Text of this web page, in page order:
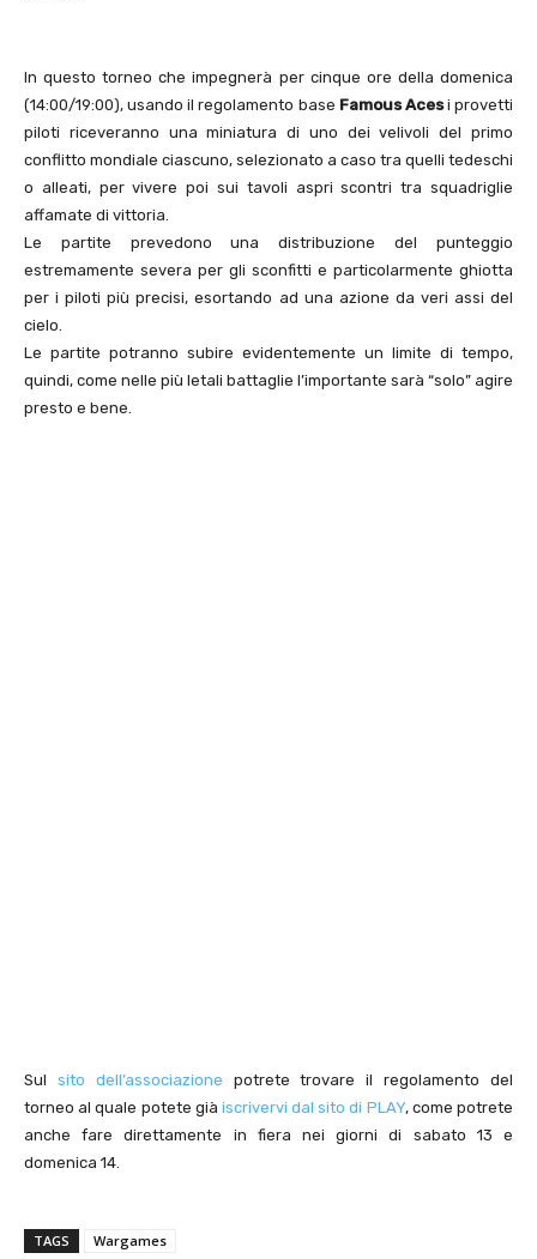
In questo torneo che impegnerà per cinque ore della domenica
(14:00/19:00), usando il regolamento base Famous Acesi provetti
piloti riceveranno una miniatura di uno dei velivoli del primo
conflitto mondiale ciascuno, selezionato a caso tra quelli tedeschi
o alleati, per vivere poi sui tavoli aspri scontri tra squadriglie
affamate di vittoria.
Le partite prevedono una distribuzione del punteggio
estremamente severa per gli sconfitti e particolarmente ghiotta
per i piloti più precisi, esortando ad una azione da veri assi del
cielo.
Le partite potranno subire evidentemente un limite di tempo,
quindi, come nelle più letali battaglie l’importante sarà “solo” agire
presto e bene.
Sul sito dell’associazione potrete trovare il regolamento del
torneo al quale potete già iscrivervi dal sito di PLAY, come potrete
anche fare direttamente in fiera nei giorni di sabato 13 e
domenica 14.
TAGS Wargames